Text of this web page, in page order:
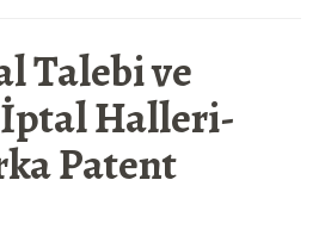
Talebi ve
Halleri-
Patent